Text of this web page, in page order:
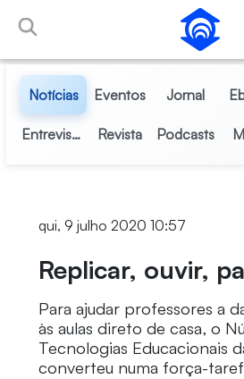
Pular para o Conteúdo principal
Notícias Eventos Jornal
Entrevistas Revista Podcasts
qui, 9 julho 2020 10:57
Replicar, ouvir,
Para ajudar professores a
às aulas direto de casa, o
Tecnologias Educacionais
converteu numa força-